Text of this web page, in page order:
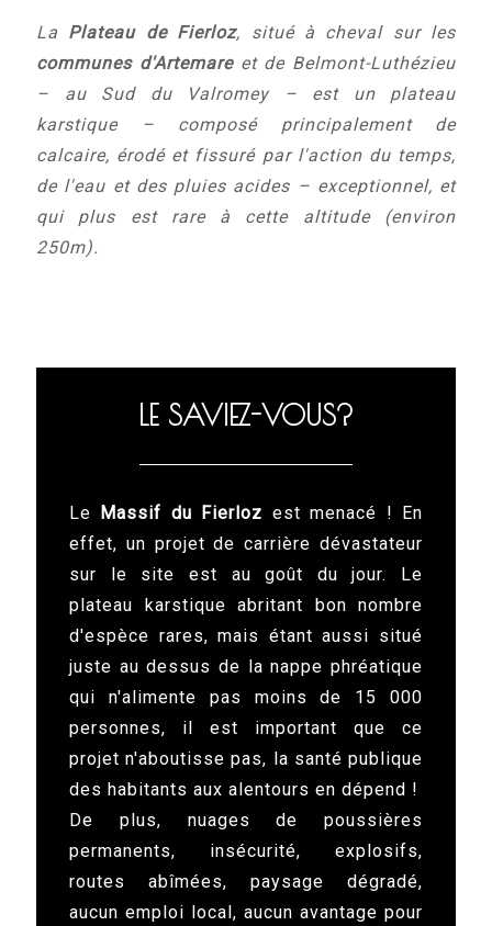
La Plateau de Fierloz, situé à cheval sur les
communes d'Artemareet de Belmont-Luthézieu
– au Sud du Valromey – est un plateau
karstique – composé principalement de
calcaire, érodé et fissuré par l'action du temps,
de l'eau et des pluies acides – exceptionnel, et
qui plus est rare à cette altitude (environ
250m).
LE SAVIEZ-VOUS?
Le Massif du Fierloz est menacé ! En
effet, un projet de carrière dévastateur
sur le site est au goût du jour. Le
plateau karstique abritant bon nombre
d'espèce rares, mais étant aussi situé
juste au dessus de la nappe phréatique
qui n'alimente pas moins de 15 000
personnes, il est important que ce
projet n'aboutisse pas, la santé publique
des habitants aux alentours en dépend !
De plus, nuages de poussières
permanents, insécurité, explosifs,
routes abîmées, paysage dégradé,
aucun emploi local, aucun avantage pour